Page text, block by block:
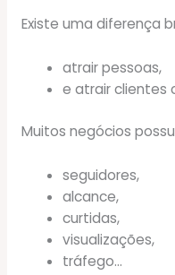
Existe uma diferença
atrair pessoas,
e atrair clientes
Muitos negócios
seguidores,
alcance,
curtidas,
visualizações,
tráfego…